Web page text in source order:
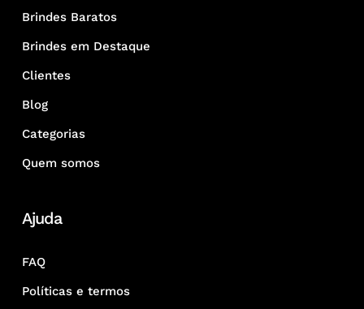
Brindes Baratos
Brindes em Destaque
Clientes
Blog
Categorias
Quem somos
Ajuda
FAQ
Políticas e termos